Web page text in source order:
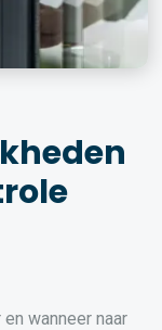
wanneer naar